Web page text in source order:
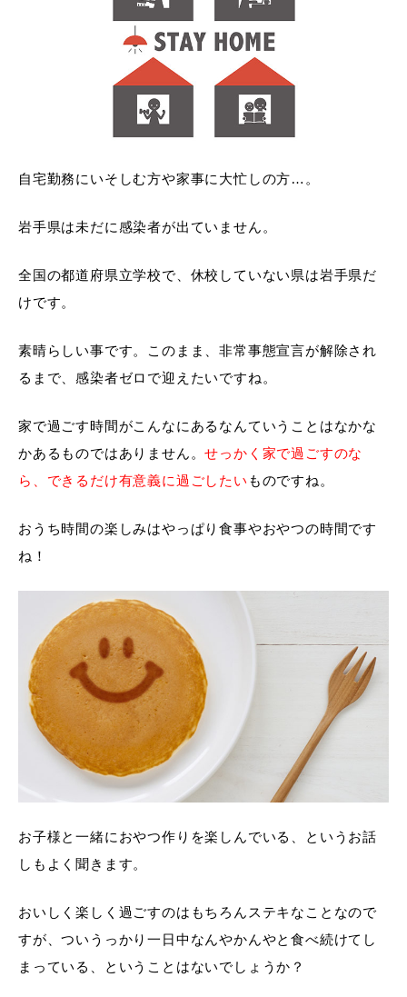
自宅勤務にいそしむ方や家事に大忙しの方…。
岩手県は未だに感染者が出ていません。
全国の都道府県立学校で、休校していない県は岩手県だ
けです。
素晴らしい事です。このまま、非常事態宣言が解除され
るまで、感染者ゼロで迎えたいですね。
家で過ごす時間がこんなにあるなんていうことはなかな
かあるものではありません。せっかく家で過ごすのな
ら、できるだけ有意義に過ごしたい ものですね。
おうち時間の楽しみはやっぱり食事やおやつの時間です
ね！
お子様と一緒におやつ作りを楽しんでいる、というお話
しもよく聞きます。
おいしく楽しく過ごすのはもちろんステキなことなので
すが、ついうっかり一日中なんやかんやと食べ続けてし
まっている、ということはないでしょうか？